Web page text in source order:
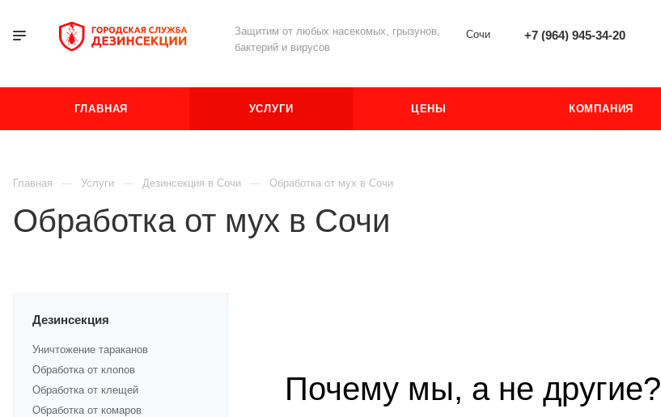
Защитим от любых насекомых, грызунов,
бактерий и вирусов
Сочи +7 (964) 945-34-20
ГЛАВНАЯ УСЛУГИ ЦЕНЫ КОМПАНИЯ
Главная Услуги Дезинсекция в Сочи Обработка от мух в Сочи
Обработка от мух в Сочи
Дезинсекция
Уничтожение тараканов
Обработка от клопов
Обработка от клещей
Обработка от комаров
Почему мы, а не другие?